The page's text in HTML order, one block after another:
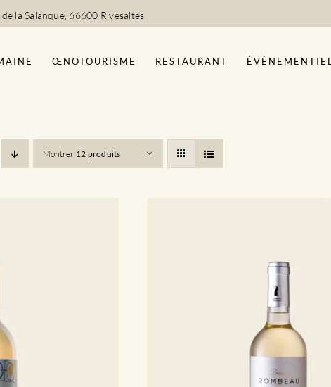
de la Salanque, 66600 Rivesaltes
ŒNOTOURISME RESTAURANT ÉVÈNEMENTIEL
Montrer 12 produits